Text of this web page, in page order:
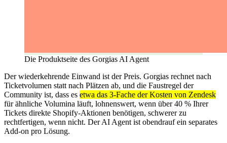
Die Produktseite des Gorgias AI Agent
Der wiederkehrende Einwand ist der Preis. Gorgias rechnet nach
Ticketvolumen statt nach Plätzen ab, und die Faustregel der
Community ist, dass es etwa das 3-Fache der Kosten von Zendesk
für ähnliche Volumina läuft, lohnenswert, wenn über 40 % Ihrer
Tickets direkte Shopify-Aktionen benötigen, schwerer zu
rechtfertigen, wenn nicht. Der AI Agent ist obendrauf ein separates
Add-on pro Lösung.